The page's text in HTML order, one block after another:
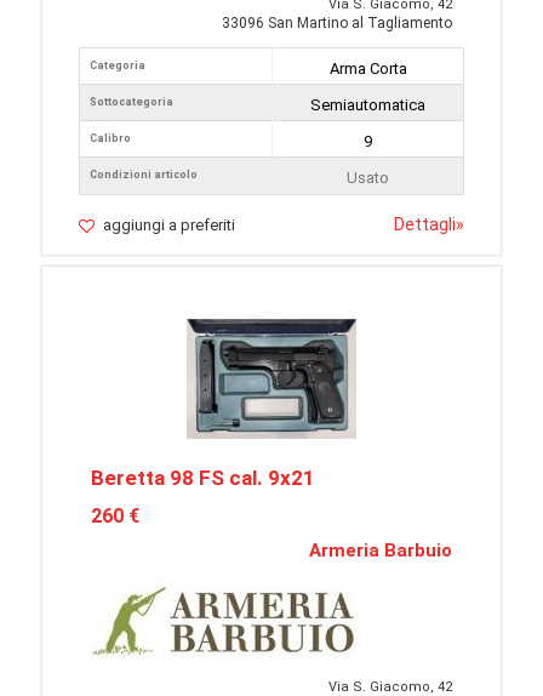
Via S. Giacomo, 42
33096 San Martino al Tagliamento
Categoria
Sottocategoria
Calibro
Condizioni articolo
Arma Corta
Semiautomatica
9
Usato
aggiungi a preferiti Dettagli»
Beretta 98 FS cal. 9x21
260 €
Armeria Barbuio
Via S. Giacomo, 42